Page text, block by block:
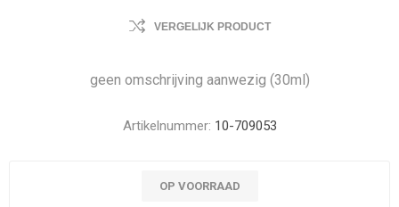
VERGELIJK PRODUCT
geen omschrijving aanwezig (30ml)
Artikelnummer: 10-709053
OP VOORRAAD